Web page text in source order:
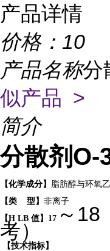
产品详情
价格： 10
产品名称分
似产品 >
简介
分散剂O-
【化学成分】 脂肪醇与环氧
【类 型 】 非离子
【H LB 值】 17 ～ 18
考）
【技术指标】